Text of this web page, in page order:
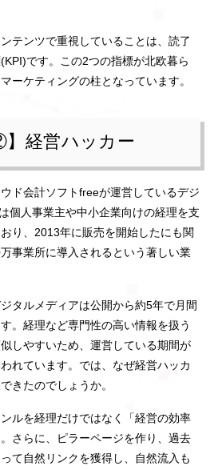
テンツで重視していることは、読了
です。この2つの指標が北欧暮ら
ーケティングの柱となっています。
】経営ハッカー
ド会計ソフトfreeが運営しているデジ
個人事業主や中小企業向けの経理を支
り、2013年に販売を開始したにも関
事業所に導入されるという著しい業
タルメディアは公開から約5年で月間
。経理など専門性の高い情報を扱う
しやすいため、運営している期間が
れています。では、なぜ経営ハッカ
きたのでしょうか。
ルを経理だけではなく「経営の効率
さらに、ピラーページを作り、過去
て自然リンクを獲得し、自然流入も